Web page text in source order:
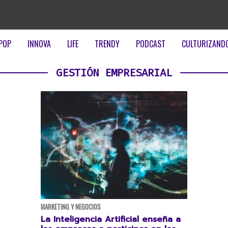
INNOVA LIFE TRENDY PODCAST
GESTIÓN EMPRESARIAL
MARKETING Y NEGOCIOS
La Inteligencia Artificial enseña a